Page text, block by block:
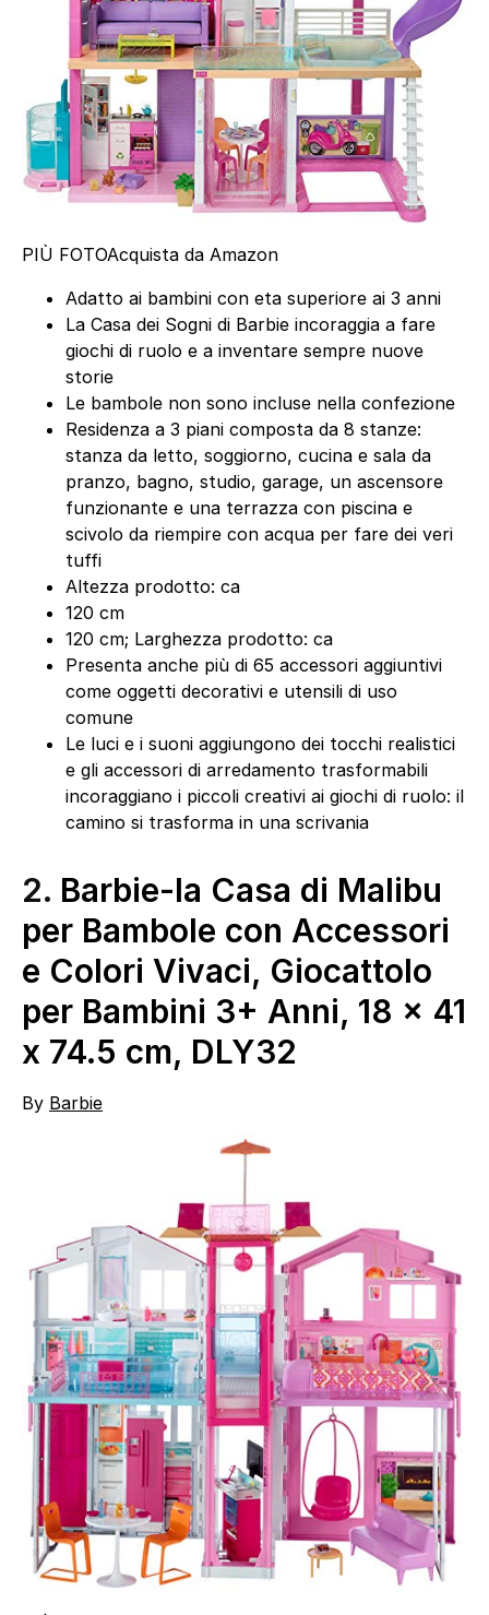
PIÙ FOTOAcquista da Amazon
Adatto ai bambini con eta superiore ai 3 anni
La Casa dei Sogni di Barbie incoraggia a fare
giochi di ruolo e a inventare sempre nuove
storie
Le bambole non sono incluse nella confezione
Residenza a 3 piani composta da 8 stanze:
stanza da letto, soggiorno, cucina e sala da
pranzo, bagno, studio, garage, un ascensore
funzionante e una terrazza con piscina e
scivolo da riempire con acqua per fare dei veri
tuffi
Altezza prodotto: ca
120 cm
120 cm; Larghezza prodotto: ca
Presenta anche più di 65 accessori aggiuntivi
come oggetti decorativi e utensili di uso
comune
​Le luci e i suoni aggiungono dei tocchi realistici
e gli accessori di arredamento trasformabili
incoraggiano i piccoli creativi ai giochi di ruolo: il
camino si trasforma in una scrivania
2. Barbie-la Casa di Malibu
per Bambole con Accessori
e Colori Vivaci, Giocattolo
per Bambini 3+ Anni, 18 x 41
x 74.5 cm, DLY32
By Barbie